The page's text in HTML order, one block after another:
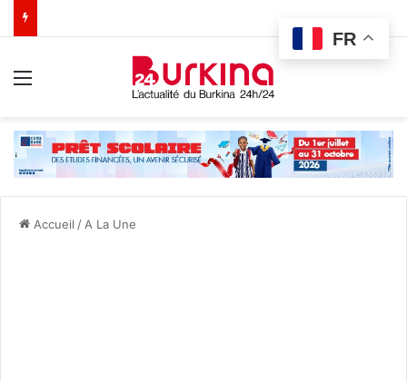
Accueil / A La Une
FR